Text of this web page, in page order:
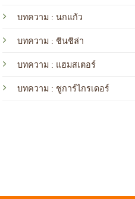
บทความ : นกแก้ว
บทความ : ชินชิล่า
บทความ : แฮมสเตอร์
บทความ : ชูการ์ไกรเดอร์